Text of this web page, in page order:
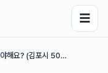
☰
야해요? (김포시 50…